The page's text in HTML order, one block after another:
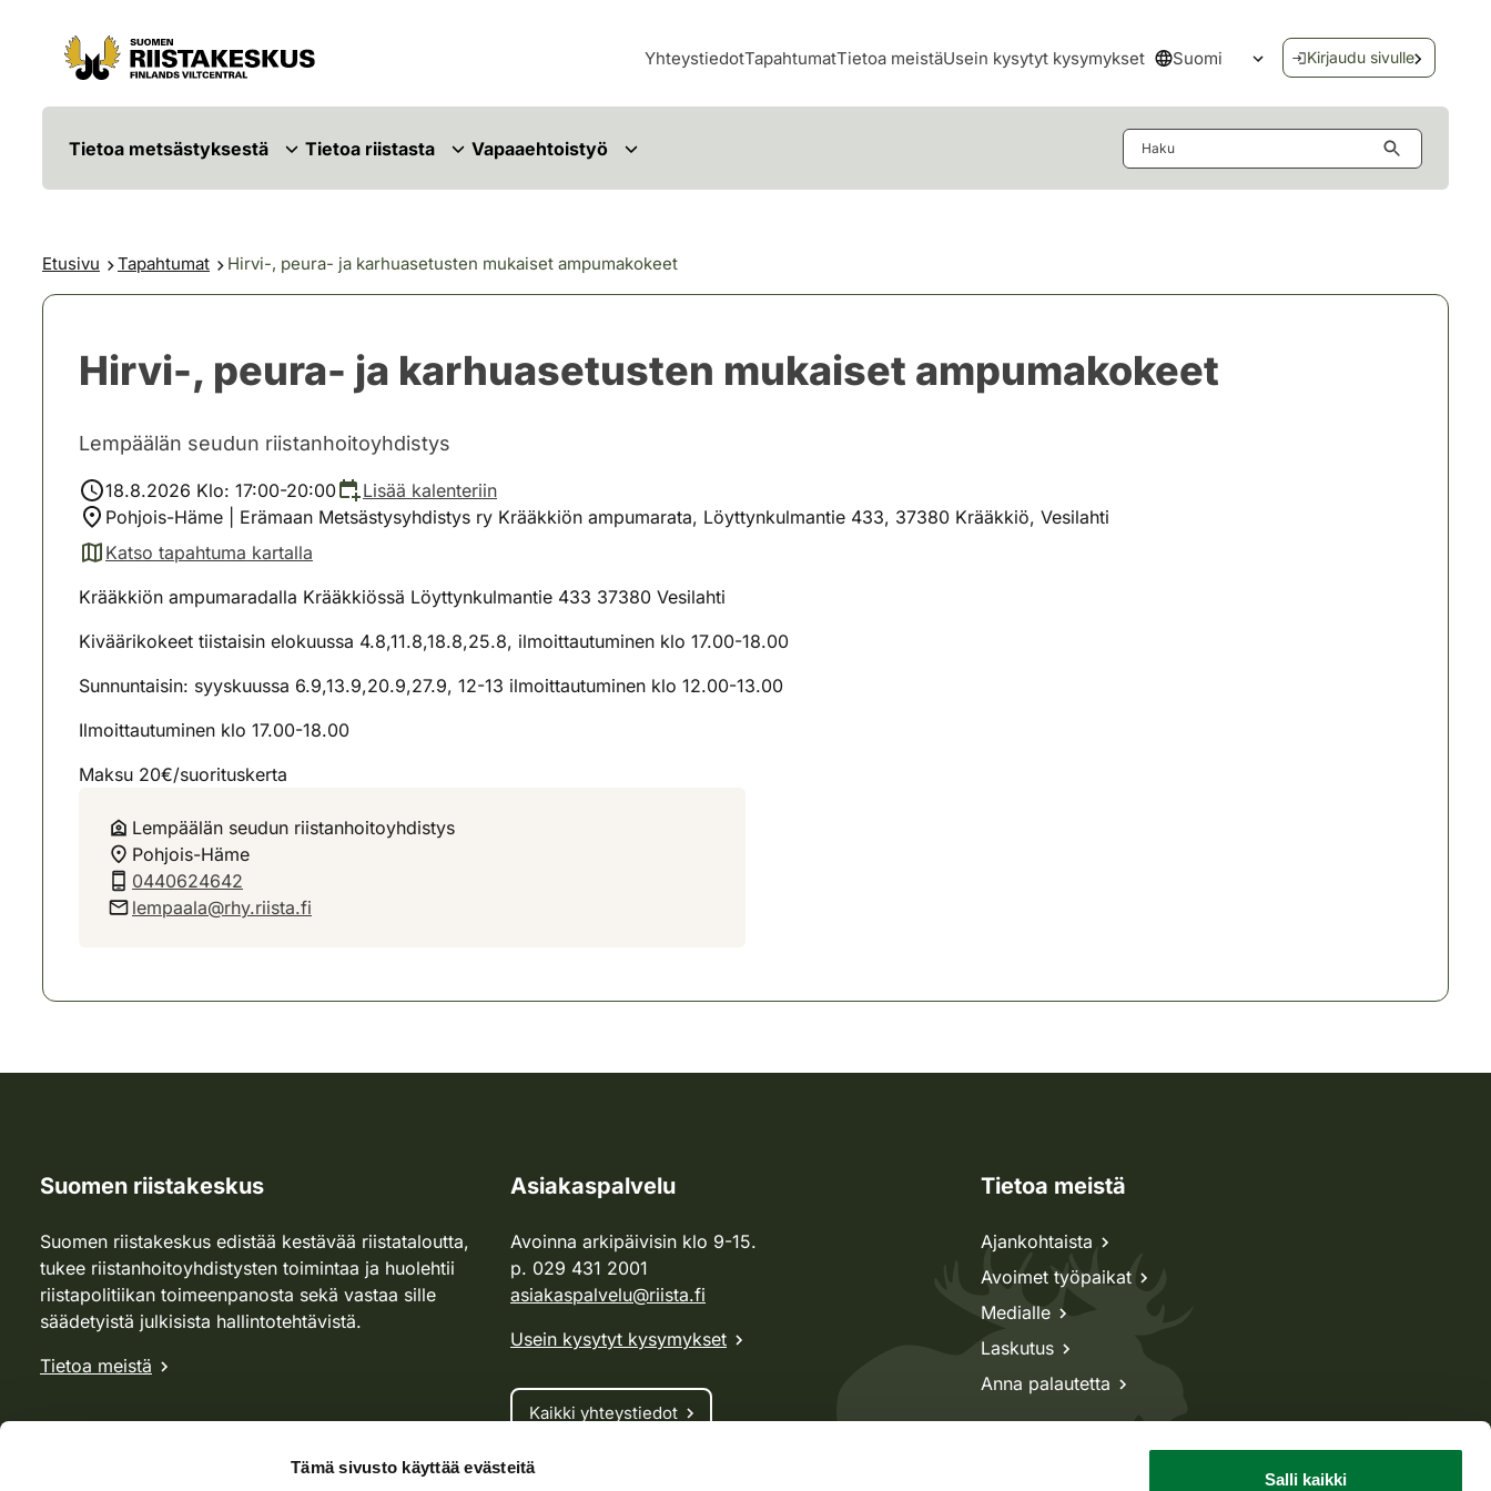
Tämä sivusto käyttää evästeitä
Salli kaikki
Siirry sisältöön
Siirry sivustokarttaan
YhteystiedotTapahtumatTietoa meistäUsein kysytyt kysymykset Suomi
Avaa kielivalikko
Kirjaudu sivulle
Tietoa metsästyksestä Tietoa riistasta Vapaaehtoistyö
Etusivu Tapahtumat Hirvi-, peura- ja karhuasetusten mukaiset ampumakokeet
Hirvi-, peura- ja karhuasetusten mukaiset ampumakokeet
Lempäälän seudun riistanhoitoyhdistys
18.8.2026 Klo: 17:00-20:00
Lisää kalenteriin
Pohjois-Häme | Erämaan Metsästysyhdistys ry Krääkkiön ampumarata, Löyttynkulmantie 433, 37380 Krääkkiö, Vesilahti
Katso tapahtuma kartalla
(avautuu uuteen välilehteen)
Krääkkiön ampumaradalla Krääkkiössä Löyttynkulmantie 433 37380 Vesilahti
Kiväärikokeet tiistaisin elokuussa 4.8,11.8,18.8,25.8, ilmoittautuminen klo 17.00-18.00
Sunnuntaisin: syyskuussa 6.9,13.9,20.9,27.9, 12-13 ilmoittautuminen klo 12.00-13.00
Ilmoittautuminen klo 17.00-18.00
Maksu 20€/suorituskerta
Lempäälän seudun riistanhoitoyhdistys
Pohjois-Häme
0440624642
lempaala@rhy.riista.fi
Suomen riistakeskus
Suomen riistakeskus edistää kestävää riistataloutta,
tukee riistanhoitoyhdistysten toimintaa ja huolehtii
riistapolitiikan toimeenpanosta sekä vastaa sille
säädetyistä julkisista hallintotehtävistä.
Tietoa meistä
Asiakaspalvelu
Avoinna arkipäivisin klo 9-15.
p. 029 431 2001
asiakaspalvelu@riista.fi
Usein kysytyt kysymykset
Kaikki yhteystiedot
Metsästyskortti-asiat
Tietoa meistä
Ajankohtaista
Avoimet työpaikat
Medialle
Laskutus
Anna palautetta